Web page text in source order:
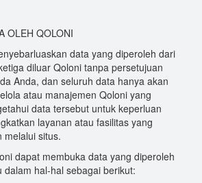
OLEH QOLONI
data yang diperoleh dari
diluar Qoloni tanpa persetujuan
Anda, dan seluruh data hanya akan
atau manajemen Qoloni yang
data tersebut untuk keperluan
layanan atau fasilitas yang
melalui situs.
dapat membuka data yang diperoleh
dalam hal-hal sebagai berikut: